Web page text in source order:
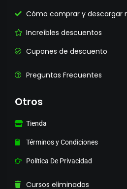
Cómo comprar y descargar
Increíbles descuentos
Cupones de descuento
Preguntas Frecuentes
Otros
Tienda
Términos y Condiciones
Política De Privacidad
Cursos eliminados